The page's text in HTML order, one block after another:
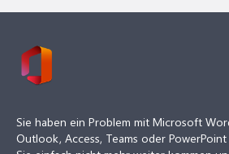
Sie haben ein Problem mit Microsoft
Outlook, Access, Teams oder